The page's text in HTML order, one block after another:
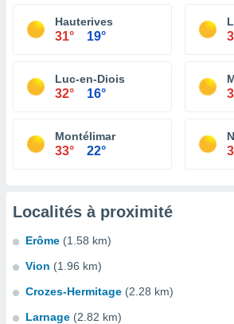
Hauterives
31° 19°
Luc-en-Diois
32° 16°
Montélimar
33° 22°
Localités à proximité
Erôme (1.58 km)
Vion (1.96 km)
Crozes-Hermitage (2.28 km)
Larnage (2.82 km)